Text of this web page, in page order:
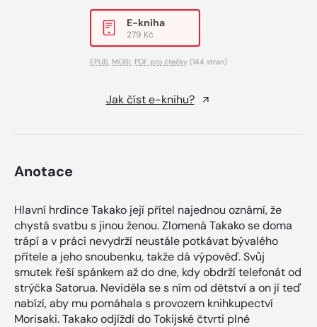
E-kniha
279 Kč
EPUB MOBI PDF pro čtečky (144 stran)
Jak číst e-knihu?
Anotace
Hlavní hrdince Takako její přítel najednou oznámí, že
chystá svatbu s jinou ženou. Zlomená Takako se doma
trápí a v práci nevydrží neustále potkávat bývalého
přítele a jeho snoubenku, takže dá výpověď. Svůj
smutek řeší spánkem až do dne, kdy obdrží telefonát od
strýčka Satorua. Neviděla se s ním od dětství a on jí teď
nabízí, aby mu pomáhala s provozem knihkupectví
Morisaki. Takako odjíždí do Tokijské čtvrti plné